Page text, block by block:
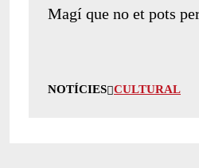
Magí que no et pots
NOTÍCIES CULTURAL